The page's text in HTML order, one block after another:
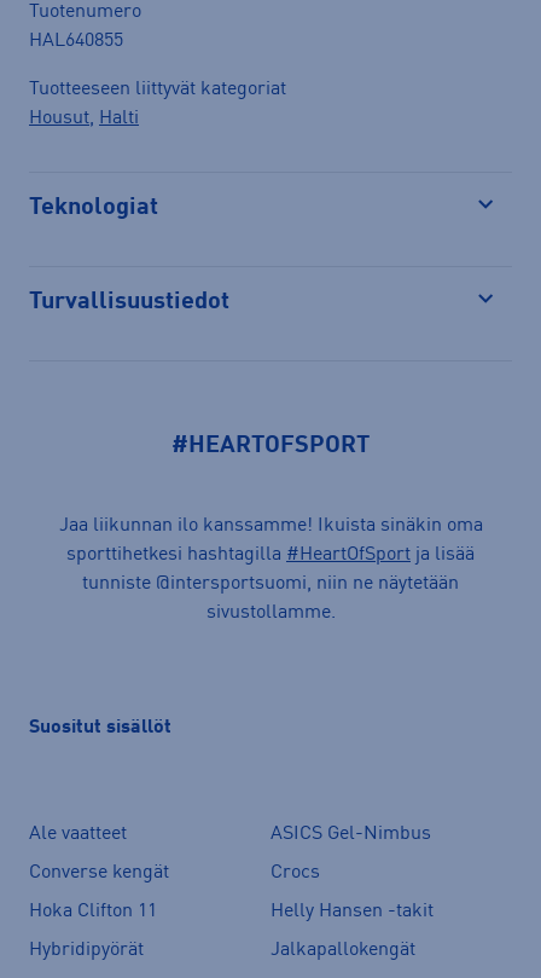
Tuotenumero
HAL640855
Tuotteeseen liittyvät kategoriat
Housut, Halti
Teknologiat
Turvallisuustiedot
#HEARTOFSPORT
Jaa liikunnan ilo kanssamme! Ikuista sinäkin oma
sporttihetkesi hashtagilla #HeartOfSport ja lisää
tunniste @intersportsuomi, niin ne näytetään
sivustollamme.
Suositut sisällöt
Ale vaatteet
ASICS Gel-Nimbus
Converse kengät
Crocs
Hoka Clifton 11
Helly Hansen -takit
Hybridipyörät
Jalkapallokengät